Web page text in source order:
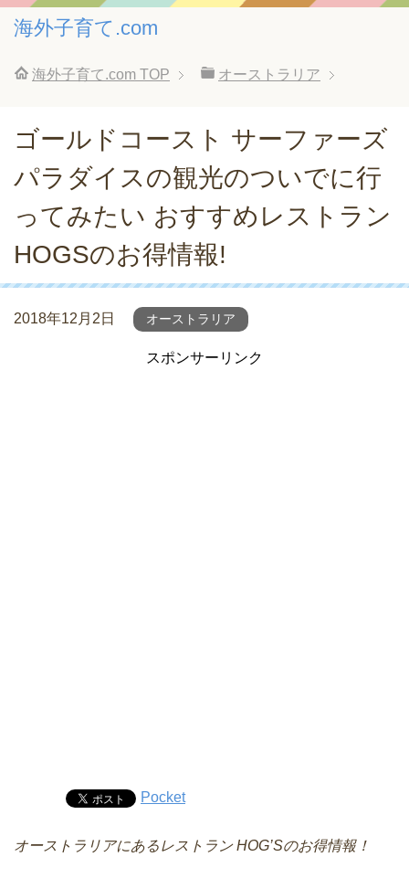
海外子育て.com
海外子育て.com TOP オーストラリア
ゴールドコースト サーファーズ
パラダイスの観光のついでに行
ってみたい おすすめレストラン
HOGSのお得情報!
2018年12月2日 オーストラリア
スポンサーリンク
Pocket
オーストラリアにあるレストラン HOG’Sのお得情報！